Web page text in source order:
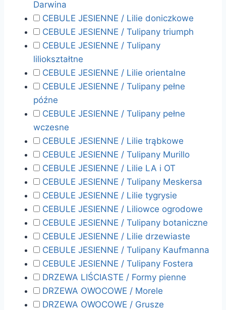
Darwina
CEBULE JESIENNE / Lilie doniczkowe
CEBULE JESIENNE / Tulipany triumph
CEBULE JESIENNE / Tulipany
liliokształtne
CEBULE JESIENNE / Lilie orientalne
CEBULE JESIENNE / Tulipany pełne
późne
CEBULE JESIENNE / Tulipany pełne
wczesne
CEBULE JESIENNE / Lilie trąbkowe
CEBULE JESIENNE / Tulipany Murillo
CEBULE JESIENNE / Lilie LA i OT
CEBULE JESIENNE / Tulipany Meskersa
CEBULE JESIENNE / Lilie tygrysie
CEBULE JESIENNE / Liliowce ogrodowe
CEBULE JESIENNE / Tulipany botaniczne
CEBULE JESIENNE / Lilie drzewiaste
CEBULE JESIENNE / Tulipany Kaufmanna
CEBULE JESIENNE / Tulipany Fostera
DRZEWA LIŚCIASTE / Formy pienne
DRZEWA OWOCOWE / Morele
DRZEWA OWOCOWE / Grusze